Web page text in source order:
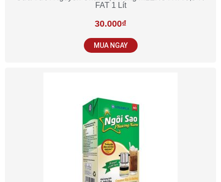
FAT 1 Lít
30.000₫
MUA NGAY